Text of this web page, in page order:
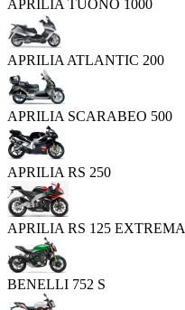
APRILIA TUONO 1000
APRILIA ATLANTIC 200
APRILIA SCARABEO 500
APRILIA RS 250
APRILIA RS 125 EXTREMA
BENELLI 752 S